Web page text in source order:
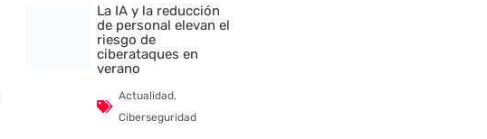
La IA y la reducción
de personal elevan el
riesgo de
ciberataques en
verano
Actualidad,
Ciberseguridad